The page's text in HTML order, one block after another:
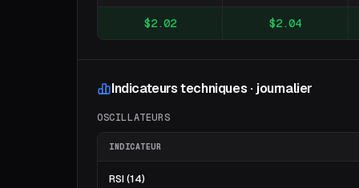
$2.02 $2.04
Indicateurs techniques · journalier
OSCILLATEURS
INDICATEUR
RSI (14)